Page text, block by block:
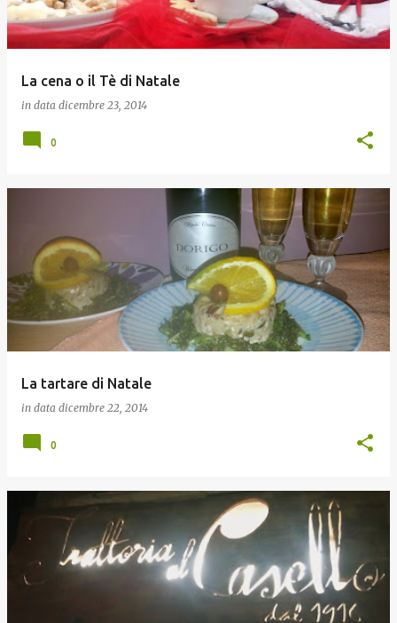
La cena o il Tè di Natale
in data dicembre 23, 2014
0
La tartare di Natale
in data dicembre 22, 2014
0